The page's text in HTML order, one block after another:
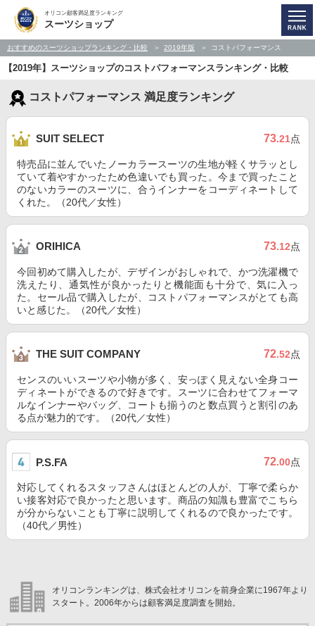
オリコン顧客満足度ランキング
スーツショップ
おすすめのスーツショップランキング・比較 2019年版 コストパフォーマンス
【2019年】スーツショップのコストパフォーマンスランキング・比較
コストパフォーマンス 満足度ランキング
SUIT SELECT 73.21点
特売品に並んでいたノーカラースーツの生地が軽くサラッとし
ていて着やすかったため色違いでも買った。今まで買ったこと
のないカラーのスーツに、合うインナーをコーディネートして
くれた。（20代／女性）
ORIHICA 73.12点
今回初めて購入したが、デザインがおしゃれで、かつ洗濯機で
洗えたり、通気性が良かったりと機能面も十分で、気に入っ
た。セール品で購入したが、コストパフォーマンスがとても高
いと感じた。（20代／女性）
THE SUIT COMPANY 72.52点
センスのいいスーツや小物が多く、安っぽく見えない全身コー
ディネートができるので好きです。スーツに合わせてフォーマ
ルなインナーやバッグ、コートも揃うのと数点買うと割引のあ
る点が魅力的です。（20代／女性）
P.S.FA 72.00点
対応してくれるスタッフさんはほとんどの人が、丁寧で柔らか
い接客対応で良かったと思います。商品の知識も豊富でこちら
が分からないことも丁寧に説明してくれるので良かったです。
（40代／男性）
オリコンランキングは、株式会社オリコンを前身企業に1967年より
スタート。2006年からは顧客満足度調査を開始。